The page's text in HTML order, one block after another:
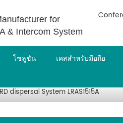
for
& Intercom System
โซลูชัน
เคสสำหรับมือถือ
dispersal System LRAS1515A